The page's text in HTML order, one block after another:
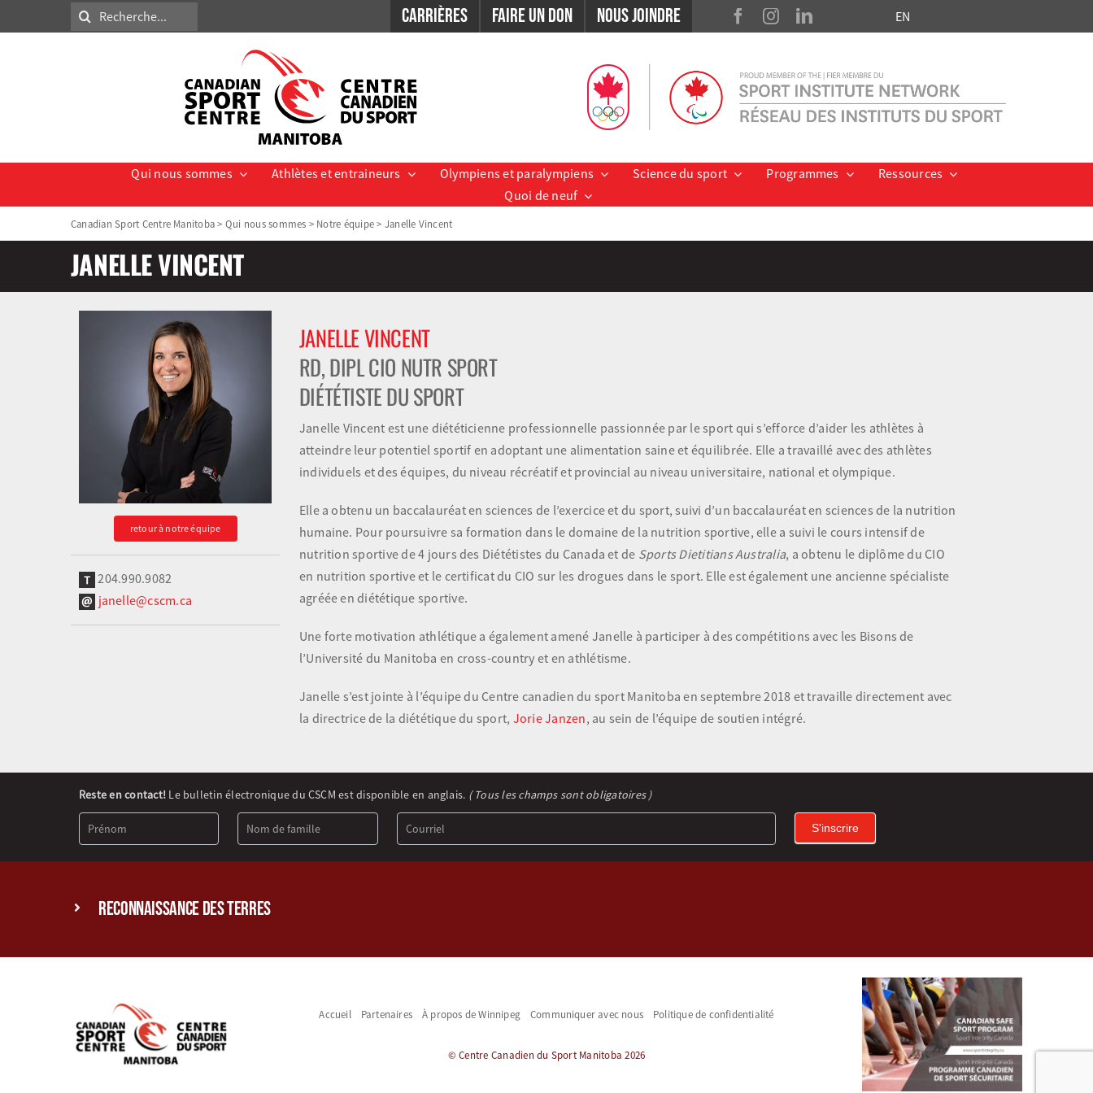
to
Search
for:
Carrières Faire un don Nous Joindre EN
Qui nous sommes Athlètes et entraineurs Olympiens et paralympiens Science du sport Programmes
Ressources
Quoi de neuf
Canadian Sport Centre Manitoba> Qui nous sommes > Notre équipe> Janelle Vincent
JANELLE VINCENT
retour à notre équipe
204.990.9082
janelle@cscm.ca
JANELLE VINCENT
RD, DIPL CIO NUTR SPORT
DIÉTÉTISTE DU SPORT
Janelle Vincent est une diététicienne professionnelle passionnée par le sport qui s’efforce d’aider les athlètes à
atteindre leur potentiel sportif en adoptant une alimentation saine et équilibrée. Elle a travaillé avec des athlètes
individuels et des équipes, du niveau récréatif et provincial au niveau universitaire, national et olympique.
Elle a obtenu un baccalauréat en sciences de l’exercice et du sport, suivi d’un baccalauréat en sciences de la nutrition
humaine. Pour poursuivre sa formation dans le domaine de la nutrition sportive, elle a suivi le cours intensif de
nutrition sportive de 4 jours des Diététistes du Canada et de Sports Dietitians Australia, a obtenu le diplôme du CIO
en nutrition sportive et le certificat du CIO sur les drogues dans le sport. Elle est également une ancienne spécialiste
agréée en diététique sportive.
Une forte motivation athlétique a également amené Janelle à participer à des compétitions avec les Bisons de
l’Université du Manitoba en cross-country et en athlétisme.
Janelle s’est jointe à l’équipe du Centre canadien du sport Manitoba en septembre 2018 et travaille directement avec
la directrice de la diététique du sport, Jorie Janzen, au sein de l’équipe de soutien intégré.
Newsletter
Signup
(FR)
Reste en contact! Le bulletin électronique du CSCM est disponible en anglais. ( Tous les champs sont obligatoires )
S'inscrire
reconnaissance des terres
Accueil Partenaires À propos de Winnipeg Communiquer avec nous Politique de confidentialité
© Centre Canadien du Sport Manitoba 2026